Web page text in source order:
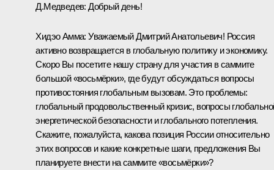
Д.Медведев: Добрый день!
Хидэо Амма: Уважаемый Дмитрий Анатольевич! Россия
активно возвращается в глобальную политику и экономику.
Скоро Вы посетите нашу страну для участия в саммите
большой «восьмёрки», где будут обсуждаться вопросы
противостояния глобальным вызовам. Это проблемы:
глобальный продовольственный кризис, вопросы
энергетической безопасности и глобального потепления.
Скажите, пожалуйста, какова позиция России относительно
этих вопросов и какие конкретные шаги, предложения Вы
планируете внести на саммите «восьмёрки»?